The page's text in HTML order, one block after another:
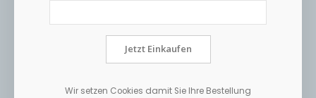
Jetzt Einkaufen
Wir setzen Cookies damit Sie Ihre Bestellung